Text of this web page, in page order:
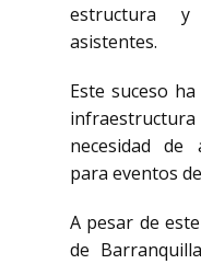
estructura
asistentes.
Este suceso
necesidad de
para eventos
A pesar de
de